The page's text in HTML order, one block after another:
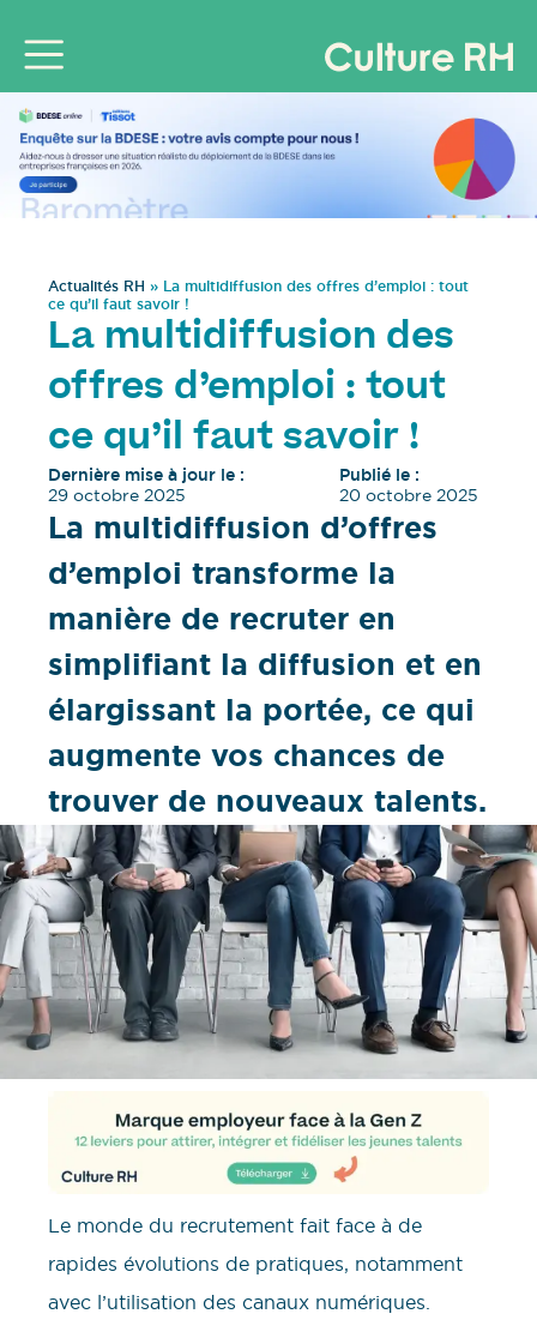
Actualités RH » La multidiffusion des offres d’emploi : tout
ce qu’il faut savoir !
La multidiffusion des
offres d’emploi : tout
ce qu’il faut savoir !
Dernière mise à jour le :
29 octobre 2025
Publié le :
20 octobre 2025
La multidiffusion d’offres
d’emploi transforme la
manière de recruter en
simplifiant la diffusion et en
élargissant la portée, ce qui
augmente vos chances de
trouver de nouveaux talents.
Le monde du recrutement fait face à de
rapides évolutions de pratiques, notamment
avec l’utilisation des canaux numériques.